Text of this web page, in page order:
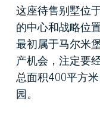
这座待售别墅位
的中心和战略位
最初属于马尔米
产机会，注定要
总面积400平方
园。